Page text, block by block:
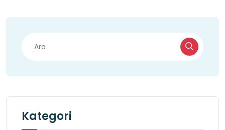
Kategori